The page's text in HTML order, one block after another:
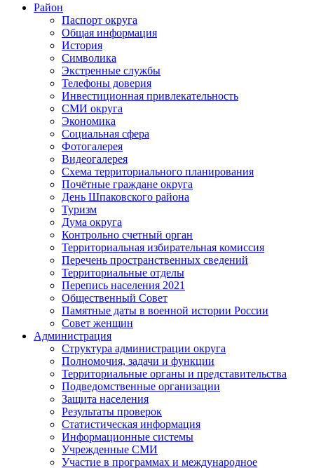
Район
Паспорт округа
Общая информация
История
Символика
Экстренные службы
Телефоны доверия
Инвестиционная привлекательность
СМИ округа
Экономика
Социальная сфера
Фотогалерея
Видеогалерея
Схема территориального планирования
Почётные граждане округа
День Шпаковского района
Туризм
Дума округа
Контрольно счетный орган
Территориальная избирательная комиссия
Перечень пространственных сведений
Территориальные отделы
Перепись населения 2021
Общественный Совет
Памятные даты в военной истории России
Совет женщин
Администрация
Структура администрации округа
Полномочия, задачи и функции
Территориальные органы и представительства
Подведомственные организации
Защита населения
Результаты проверок
Статистическая информация
Информационные системы
Учрежденные СМИ
Участие в программах и международное